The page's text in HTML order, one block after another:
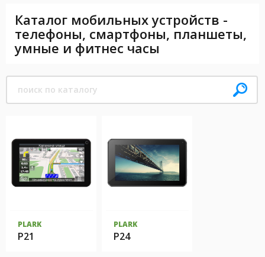
Каталог мобильных устройств -
телефоны, смартфоны, планшеты,
умные и фитнес часы
PLARK
P21
PLARK
P24